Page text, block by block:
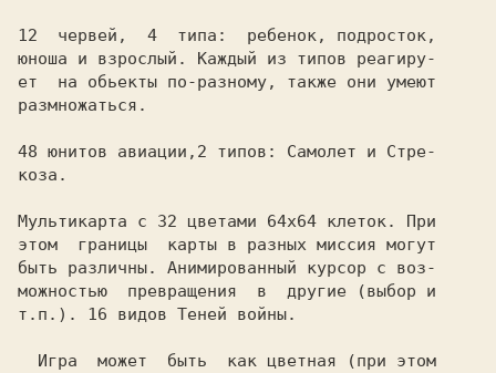
12  червей,  4  типа:  ребенок, подросток,
юноша и взрослый. Каждый из типов реагиру-
ет  на обьекты по-разному, также они умеют
размножаться.
48 юнитов авиации,2 типов: Самолет и Стре-
коза.
Мультикарта с 32 цветами 64х64 клеток. При
этом  границы  карты в разных миссия могут
быть различны. Анимированный курсор с воз-
можностью  превращения  в  другие (выбор и
т.п.). 16 видов Теней войны.